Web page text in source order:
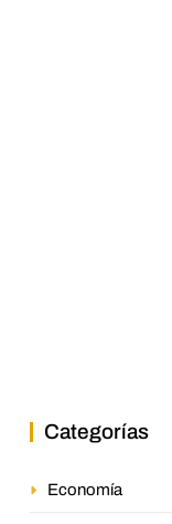
Categorías
Economía